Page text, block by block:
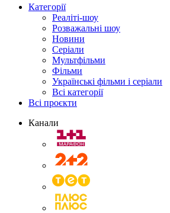
Категорії
Реаліті-шоу
Розважальні шоу
Новини
Серіали
Мультфільми
Фільми
Українські фільми і серіали
Всі категорії
Всі проєкти
Канали